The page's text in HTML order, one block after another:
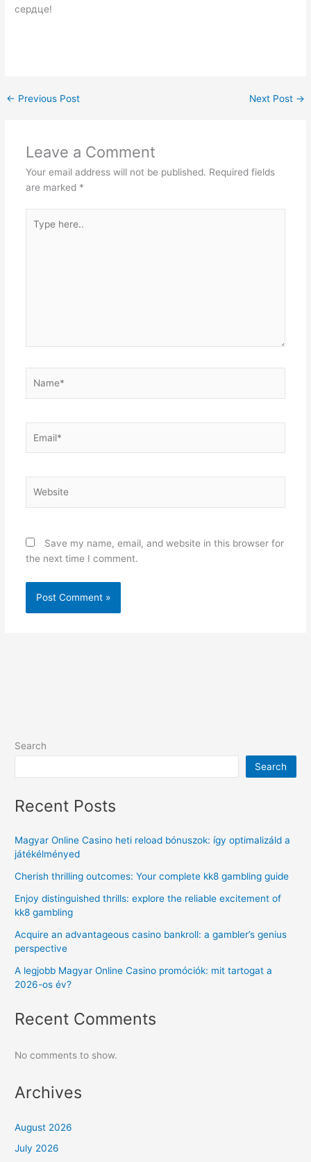
сердце!
← Previous Post Next Post →
Leave a Comment
Your email address will not be published. Required fields
are marked *
here..
Save my name, email, and website in this browser for
the next time I comment.
Search
Search
Recent Posts
Magyar Online Casino heti reload bónuszok: így optimalizáld a
játékélményed
Cherish thrilling outcomes: Your complete kk8 gambling guide
Enjoy distinguished thrills: explore the reliable excitement of
kk8 gambling
Acquire an advantageous casino bankroll: a gambler’s genius
perspective
A legjobb Magyar Online Casino promóciók: mit tartogat a
2026-os év?
Recent Comments
No comments to show.
Archives
August 2026
July 2026